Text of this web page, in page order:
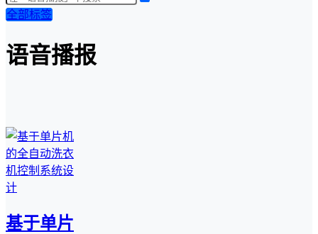
全部标签
语音播报
基于单片